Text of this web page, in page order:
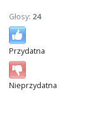
Głosy: 24
Przydatna
Nieprzydatna